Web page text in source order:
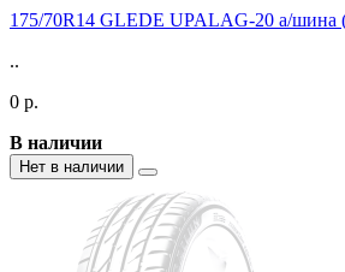
175/70R14 GLEDE UPALAG-20 а/шина
..
0 р.
В наличии
Нет в наличии